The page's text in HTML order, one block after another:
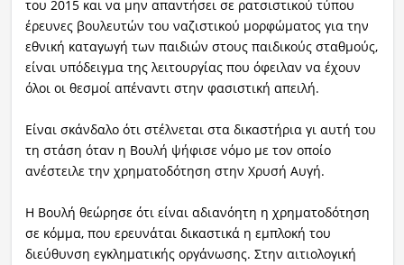
Εκπομπές
Πολιτισμός
του 2015 και να μην απαντήσει σε ρατσιστικού τύπου
έρευνες βουλευτών του ναζιστικού μορφώματος για την
εθνική καταγωγή των παιδιών στους παιδικούς σταθμούς,
είναι υπόδειγμα της λειτουργίας που όφειλαν να έχουν
όλοι οι θεσμοί απέναντι στην φασιστική απειλή.
Είναι σκάνδαλο ότι στέλνεται στα δικαστήρια γι αυτή του
τη στάση όταν η Βουλή ψήφισε νόμο με τον οποίο
ανέστειλε την χρηματοδότηση στην Χρυσή Αυγή.
Η Βουλή θεώρησε ότι είναι αδιανόητη η χρηματοδότηση
σε κόμμα, που ερευνάται δικαστικά η εμπλοκή του
διεύθυνση εγκληματικής οργάνωσης. Στην αιτιολογική